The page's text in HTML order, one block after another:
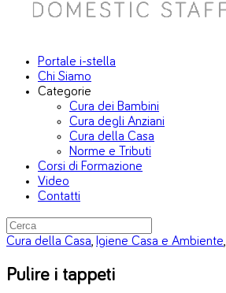
Portale i-stella
Chi Siamo
Categorie
Cura dei Bambini
Cura degli Anziani
Cura della Casa
Norme e Tributi
Corsi di Formazione
Video
Contatti
Cura della Casa, Igiene Casa e Ambiente,
Pulire i tappeti